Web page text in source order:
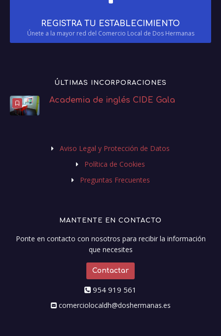
REGISTRA TU ESTABLECIMIENTO
Únete a la mayor red del Comercio Local de Dos Hermanas
ÚLTIMAS INCORPORACIONES
Academia de inglés CIDE Gala
Aviso Legal y Protección de Datos
Política de Cookies
Preguntas Frecuentes
MANTENTE EN CONTACTO
Ponte en contacto con nosotros para recibir la información
que necesites
Contactar
954 919 561
comerciolocaldh@doshermanas.es